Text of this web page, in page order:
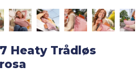
Fold
ut
Heaty Trådløs